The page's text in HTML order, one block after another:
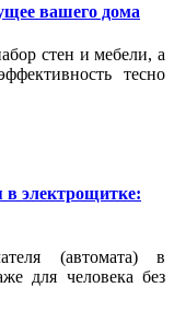
вашего дома
стен и мебели, а
тесно
в электрощитке:
(автомата) в
для человека без